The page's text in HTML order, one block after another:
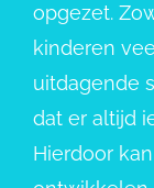
opgezet.
kinderen
uitdagende
dat er altijd
Hierdoor